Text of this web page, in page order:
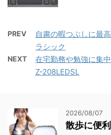
PREV
自粛の暇つぶしに最
ラシック
NEXT
在宅勤務や勉強に集
Z-208LEDSL
2026/08/07
散歩に便